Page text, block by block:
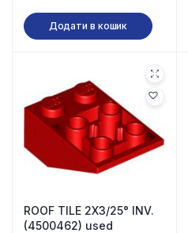
Додати в кошик
ROOF TILE 2X3/25° INV.
(4500462) used